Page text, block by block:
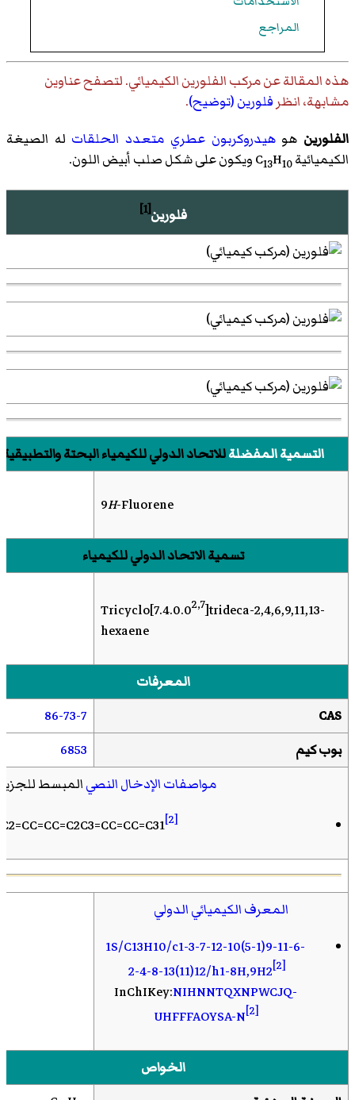
المراجع
هذه المقالة عنمركب الفلورين الكيميائي. لتصفح عناوين
مشابهة، انظرفلورين (توضيح).
الفلورين هوهيدروكربون عطري متعدد الحلقات له الصيغة
الكيميائية C
13H10 ويكون على شكل صلب أبيض اللون.
فلورين[1]
التسمية المفضلةللاتحاد الدولي للكيمياء البحتة والتطبيقية
9H-Fluorene
تسمية الاتحاد الدولي للكيمياء
Tricyclo[7.4.0.02,7]trideca-2,4,6,9,11,13-
hexaene
المعرفات
CAS
86-73-7
بوب كيم
6853
مواصفات الإدخال النصيالمبسط
[2]
المعرف الكيميائي الدولي
1S/C13H10/c1-3-7-12-10(5-1)9-11-6-
2-4-8-13(11)12/h1-8H,9H2[2]
InChIKey:NIHNNTQXNPWCJQ-
UHFFFAOYSA-N[2]
الخواص